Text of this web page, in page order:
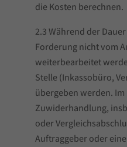
die Kosten berechnen.
2.3 Während der
Forderung nicht vom
weiterbearbeitet
Stelle (Inkassobüro,
übergeben werden. Im
Zuwiderhandlung,
oder
Auftraggeber oder